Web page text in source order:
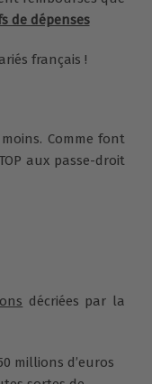
de dépenses
français !
Comme font
aux passe-droit
décriées par la
millions d’euros